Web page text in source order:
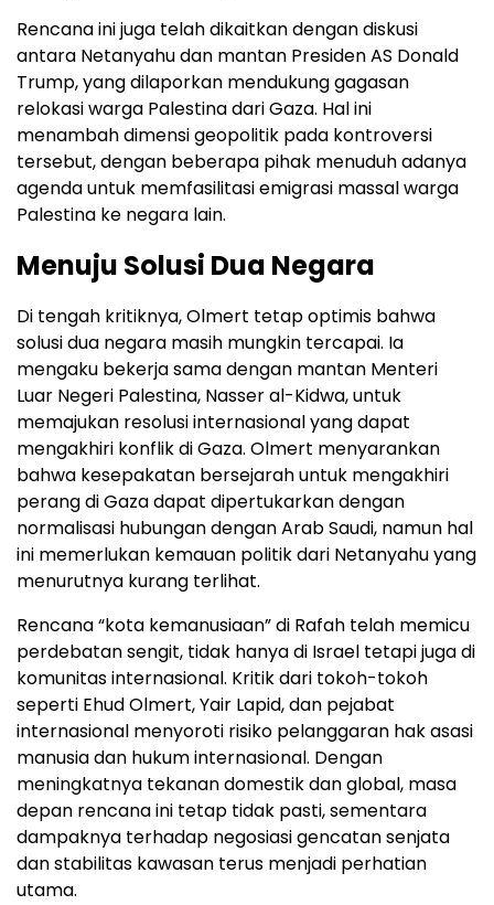
Rencana ini juga telah dikaitkan dengan diskusi
antara Netanyahu dan mantan Presiden AS Donald
Trump, yang dilaporkan mendukung gagasan
relokasi warga Palestina dari Gaza. Hal ini
menambah dimensi geopolitik pada kontroversi
tersebut, dengan beberapa pihak menuduh adanya
agenda untuk memfasilitasi emigrasi massal warga
Palestina ke negara lain.
Menuju Solusi Dua Negara
Di tengah kritiknya, Olmert tetap optimis bahwa
solusi dua negara masih mungkin tercapai. Ia
mengaku bekerja sama dengan mantan Menteri
Luar Negeri Palestina, Nasser al-Kidwa, untuk
memajukan resolusi internasional yang dapat
mengakhiri konflik di Gaza. Olmert menyarankan
bahwa kesepakatan bersejarah untuk mengakhiri
perang di Gaza dapat dipertukarkan dengan
normalisasi hubungan dengan Arab Saudi, namun hal
ini memerlukan kemauan politik dari Netanyahu yang
menurutnya kurang terlihat.
Rencana “kota kemanusiaan” di Rafah telah memicu
perdebatan sengit, tidak hanya di Israel tetapi juga di
komunitas internasional. Kritik dari tokoh-tokoh
seperti Ehud Olmert, Yair Lapid, dan pejabat
internasional menyoroti risiko pelanggaran hak asasi
manusia dan hukum internasional. Dengan
meningkatnya tekanan domestik dan global, masa
depan rencana ini tetap tidak pasti, sementara
dampaknya terhadap negosiasi gencatan senjata
dan stabilitas kawasan terus menjadi perhatian
utama.